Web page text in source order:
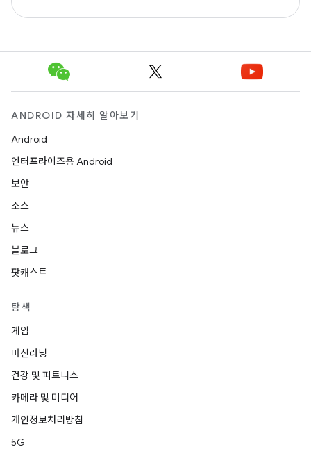
ANDROID 자세히 알아보기
Android
엔터프라이즈용 Android
보안
소스
뉴스
블로그
팟캐스트
탐색
게임
머신러닝
건강 및 피트니스
카메라 및 미디어
개인정보처리방침
5G